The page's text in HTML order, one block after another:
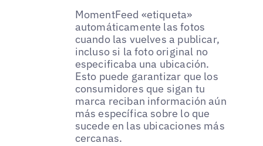
MomentFeed «etiqueta»
automáticamente las fotos
cuando las vuelves a publicar,
incluso si la foto original no
especificaba una ubicación.
Esto puede garantizar que los
consumidores que sigan tu
marca reciban información aún
más específica sobre lo que
sucede en las ubicaciones más
cercanas.